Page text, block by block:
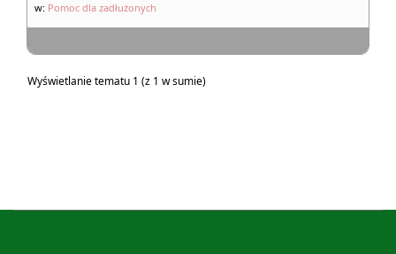
w: Pomoc dla zadłużonych
Wyświetlanie tematu 1 (z 1 w sumie)